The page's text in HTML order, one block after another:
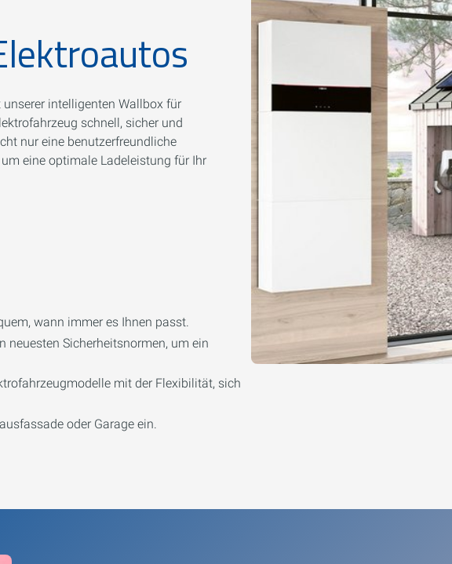
intelligenten Wallbox für
schnell, sicher und
nur eine benutzerfreundliche
eine optimale Ladeleistung für Ihr
wann immer es Ihnen passt.
neuesten Sicherheitsnormen, um ein
mit der Flexibilität, sich
oder Garage ein.